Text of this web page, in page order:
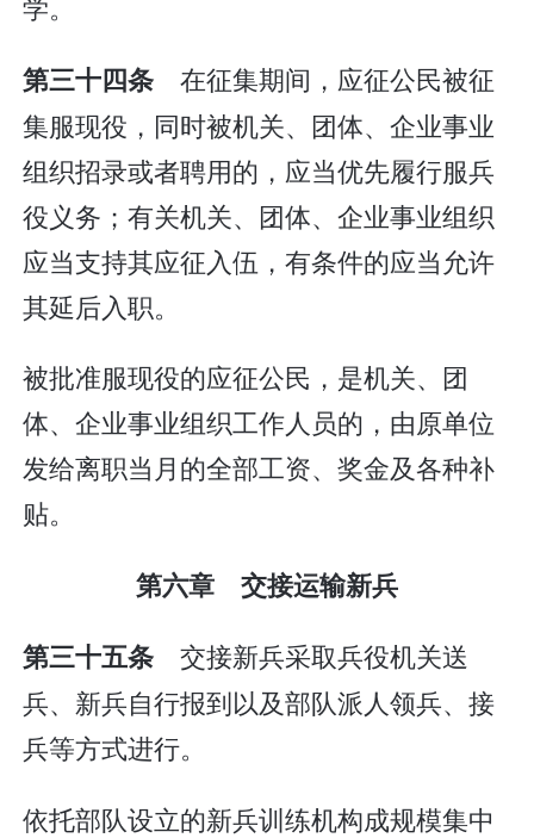
第三十四条 在征集期间，应征公民被征
集服现役，同时被机关、团体、企业事业
组织招录或者聘用的，应当优先履行服兵
役义务；有关机关、团体、企业事业组织
应当支持其应征入伍，有条件的应当允许
其延后入职。
被批准服现役的应征公民，是机关、团
体、企业事业组织工作人员的，由原单位
发给离职当月的全部工资、奖金及各种补
贴。
第六章 交接运输新兵
第三十五条 交接新兵采取兵役机关送
兵、新兵自行报到以及部队派人领兵、接
兵等方式进行。
依托部队设立的新兵训练机构成规模集中